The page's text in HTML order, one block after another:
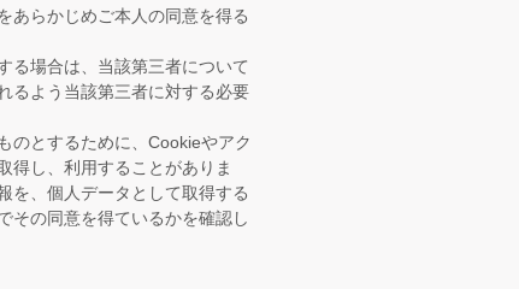
あらかじめご本人の同意を得る
る場合は、当該第三者について
るよう当該第三者に対する必要
のとするために、Cookieやアク
得し、利用することがありま
を、個人データとして取得する
その同意を得ているかを確認し